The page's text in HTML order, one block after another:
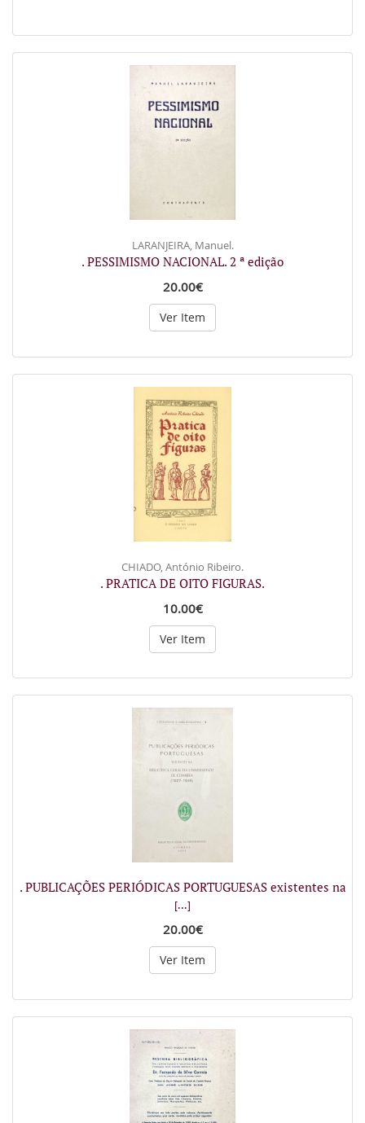
LARANJEIRA, Manuel.
. PESSIMISMO NACIONAL. 2 ª edição
20.00€
Ver Item
CHIADO, António Ribeiro.
. PRATICA DE OITO FIGURAS.
10.00€
Ver Item
. PUBLICAÇÕES PERIÓDICAS PORTUGUESAS existentes na
[...]
20.00€
Ver Item